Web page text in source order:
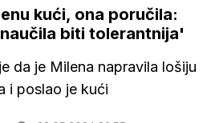
kući, ona poručila:
biti tolerantnija'
da je Milena napravila lošiju
i poslao je kući